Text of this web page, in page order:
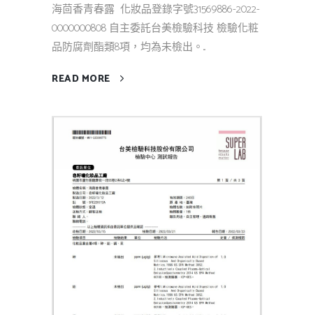
海茴香青春露 化妝品登錄字號31569886-2022-
0000000808 自主委託台美檢驗科技 檢驗化粧
品防腐劑酯類8項，均為未檢出。...
READ MORE